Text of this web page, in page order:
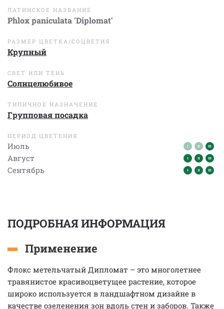
ЛАТИНСКОЕ НАЗВАНИЕ
Phlox paniculata 'Diplomat'
РАЗМЕР ЦВЕТКА/СОЦВЕТИЯ
Крупный
СВЕТ ИЛИ ТЕНЬ
Солнцелюбивое
ТИПИЧНОЕ НАЗНАЧЕНИЕ
Групповая посадка
ПЕРИОД ЦВЕТЕНИЯ
Июль
Август
Сентябрь
ПОДРОБНАЯ ИНФОРМАЦИЯ
Применение
Флокс метельчатый Дипломат – это многолетнее
травянистое красивоцветущее растение, которое
широко используется в ландшафтном дизайне в
качестве озеленения зон вдоль стен и заборов. Также